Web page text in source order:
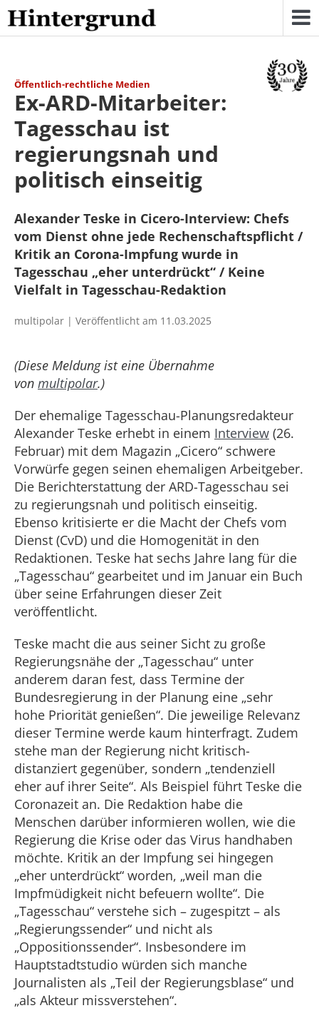
Skip
to
content
Öffentlich-rechtliche Medien
Ex-ARD-Mitarbeiter:
Tagesschau ist
regierungsnah und
politisch einseitig
Alexander Teske in Cicero-Interview: Chefs
vom Dienst ohne jede Rechenschaftspflicht /
Kritik an Corona-Impfung wurde in
Tagesschau „eher unterdrückt“ / Keine
Vielfalt in Tagesschau-Redaktion
multipolar | Veröffentlicht am 11.03.2025
(Diese Meldung ist eine Übernahme
von multipolar.)
Der ehemalige Tagesschau-Planungsredakteur
Alexander Teske erhebt in einem Interview (26.
Februar) mit dem Magazin „Cicero“ schwere
Vorwürfe gegen seinen ehemaligen Arbeitgeber.
Die Berichterstattung der ARD-Tagesschau sei
zu regierungsnah und politisch einseitig.
Ebenso kritisierte er die Macht der Chefs vom
Dienst (CvD) und die Homogenität in den
Redaktionen. Teske hat sechs Jahre lang für die
„Tagesschau“ gearbeitet und im Januar ein Buch
über seine Erfahrungen dieser Zeit
veröffentlicht.
Teske macht die aus seiner Sicht zu große
Regierungsnähe der „Tagesschau“ unter
anderem daran fest, dass Termine der
Bundesregierung in der Planung eine „sehr
hohe Priorität genießen“. Die jeweilige Relevanz
dieser Termine werde kaum hinterfragt. Zudem
stehe man der Regierung nicht kritisch-
distanziert gegenüber, sondern „tendenziell
eher auf ihrer Seite“. Als Beispiel führt Teske die
Coronazeit an. Die Redaktion habe die
Menschen darüber informieren wollen, wie die
Regierung die Krise oder das Virus handhaben
möchte. Kritik an der Impfung sei hingegen
„eher unterdrückt“ worden, „weil man die
Impfmüdigkeit nicht befeuern wollte“. Die
„Tagesschau“ verstehe sich – zugespitzt – als
„Regierungssender“ und nicht als
„Oppositionssender“. Insbesondere im
Hauptstadtstudio würden sich manche
Journalisten als „Teil der Regierungsblase“ und
„als Akteur missverstehen“.